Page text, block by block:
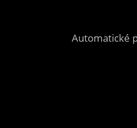
Automatické